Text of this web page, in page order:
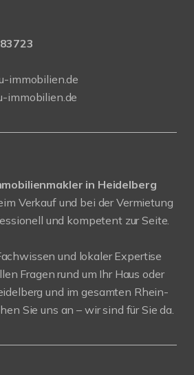
immobilien.de
immobilien.de
in Heidelberg
Verkauf und bei der Vermietung
und kompetent zur Seite.
und lokaler Expertise
Fragen rund um Ihr Haus oder
und im gesamten Rhein-
Sie uns an – wir sind für Sie da.